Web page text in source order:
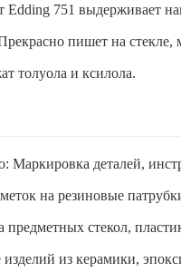
751 выдерживает
пишет на стекле,
толуола и ксилола.
деталей,
на резиновые
стекол,
из керамики,